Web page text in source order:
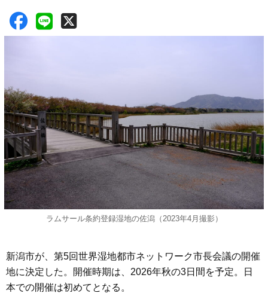
ラムサール条約登録湿地の佐潟（2023年4月撮影）
新潟市が、第5回世界湿地都市ネットワーク市長会議の開催
地に決定した。開催時期は、2026年秋の3日間を予定。日
本での開催は初めてとなる。